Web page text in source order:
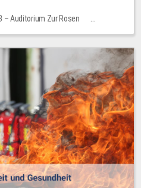
– Auditorium Zur Rosen